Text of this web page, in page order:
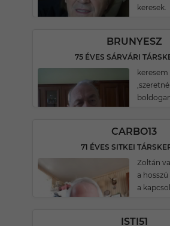
keresek.
BRUNYESZ
75 ÉVES SÁRVÁRI
CARBO13
71 ÉVES SITKEI
Zoltán
a
a
ISTI51